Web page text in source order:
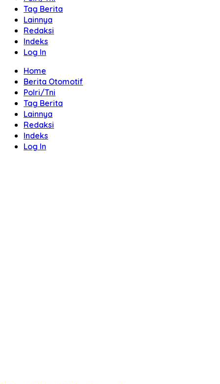
Tag Berita
Lainnya
Redaksi
Indeks
Log In
Home
Berita Otomotif
Polri/Tni
Tag Berita
Lainnya
Redaksi
Indeks
Log In